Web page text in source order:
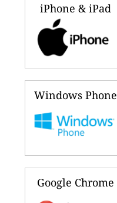
iPhone & iPad
Windows Phone
Google Chrome